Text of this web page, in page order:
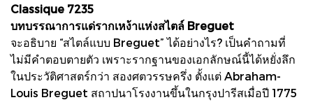
Classique 7235
บทบรรณาการแด่รากเหง้าแห่งสไตล์ Breguet
จะอธิบาย “สไตล์แบบ Breguet” ได้อย่างไร? เป็นคำถามที่
ไม่มีคำตอบตายตัว เพราะรากฐานของเอกลักษณ์นี้ได้หยั่งลึก
ในประวัติศาสตร์กว่า สองศตวรรษครึ่ง ตั้งแต่ Abraham-
Louis Breguet สถาปนาโรงงานขึ้นในกรุงปารีสเมื่อปี 1775